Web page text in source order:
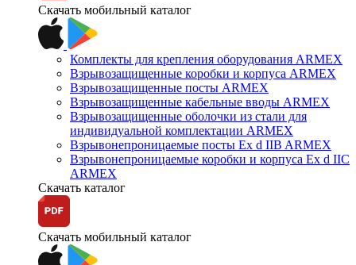
Скачать мобильный каталог
Комплекты для крепления оборудования ARMEX
Взрывозащищенные коробки и корпуса ARMEX
Взрывозащищенные посты ARMEX
Взрывозащищенные кабельные вводы ARMEX
Взрывозащищенные оболочки из стали для
индивидуальной комплектации ARMEX
Взрывонепроницаемые посты Ex d IIB ARMEX
Взрывонепроницаемые коробки и корпуса Ex d IIС
ARMEX
Скачать каталог
Скачать мобильный каталог